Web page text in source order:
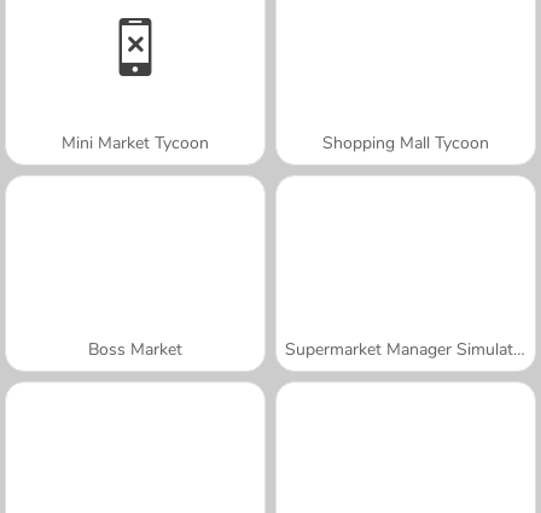
Mini Market Tycoon Shopping Mall Tycoon
Boss Market Supermarket Manager Simulator